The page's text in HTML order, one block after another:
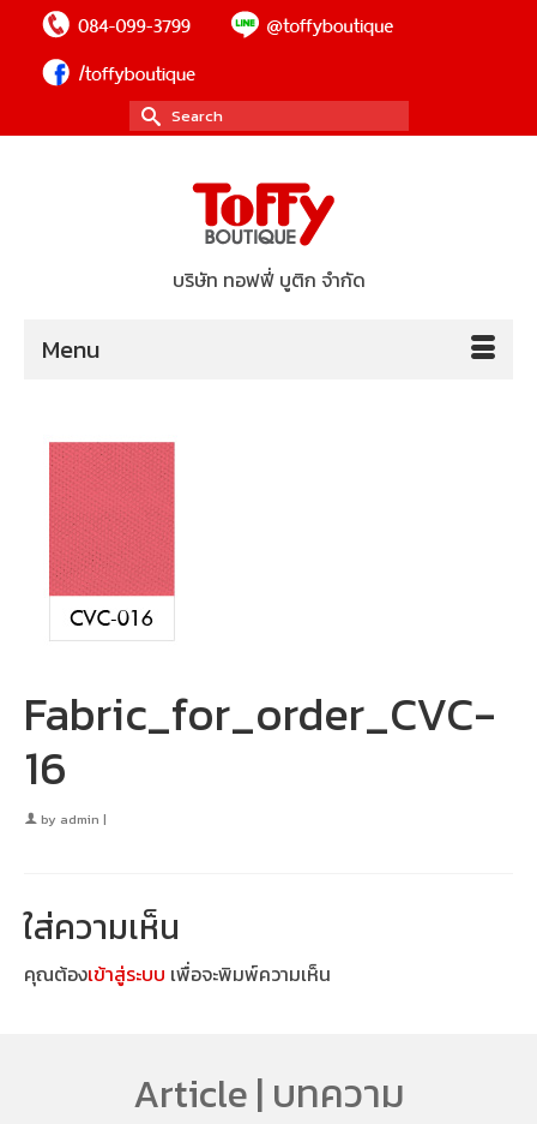
Search
for:
บริษัท ทอฟฟี่ บูติก จำกัด
Menu
Fabric_for_order_CVC-
16
by admin |
ใส่ความเห็น
คุณต้องเข้าสู่ระบบ เพื่อจะพิมพ์ความเห็น
Article | บทความ